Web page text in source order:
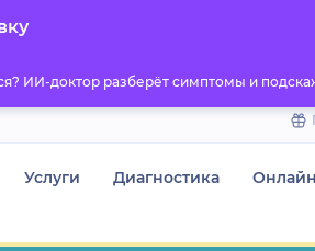
ИИ-доктор разберёт симптомы и
Услуги Диагностика